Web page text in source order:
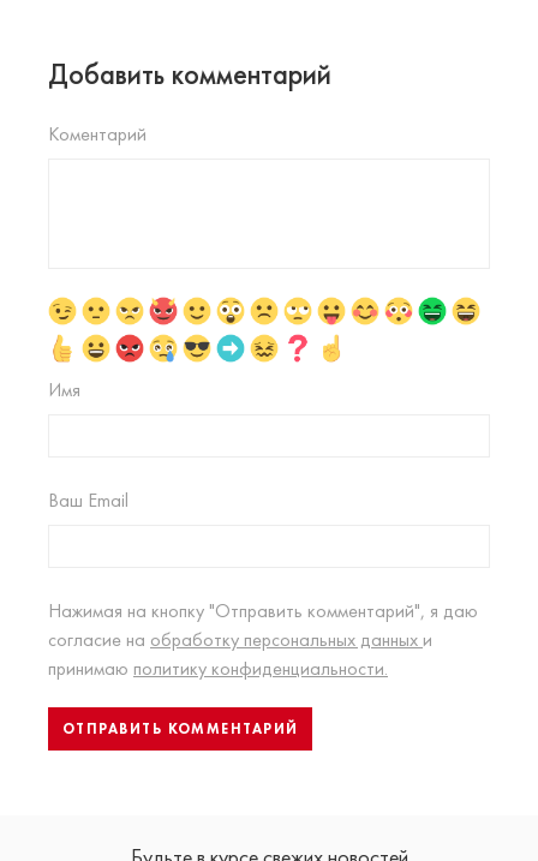
Добавить комментарий
Коментарий
Имя
Ваш Email
Нажимая на кнопку "Отправить комментарий", я даю
согласие на обработку персональных данных и
принимаю политику конфиденциальности.